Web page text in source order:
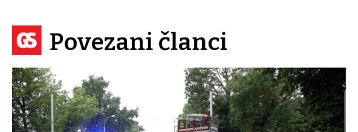
Povezani članci